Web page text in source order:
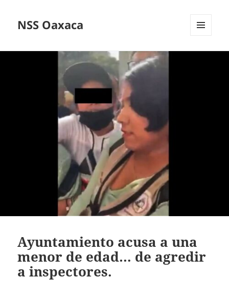
NSS Oaxaca
Ayuntamiento acusa a una
menor de edad… de agredir
a inspectores.